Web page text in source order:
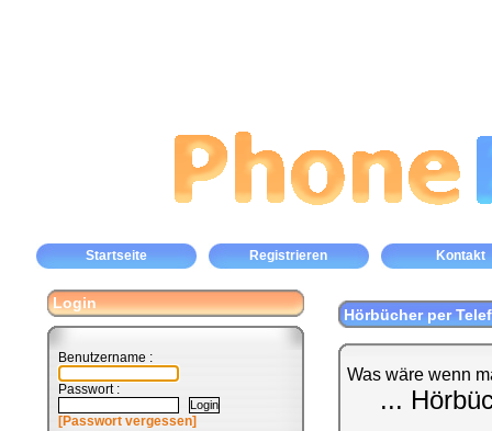
Startseite Registrieren Kontakt
Login
Benutzername :
Passwort :
[Passwort vergessen]
Hörbücher per
Was wäre wenn
...